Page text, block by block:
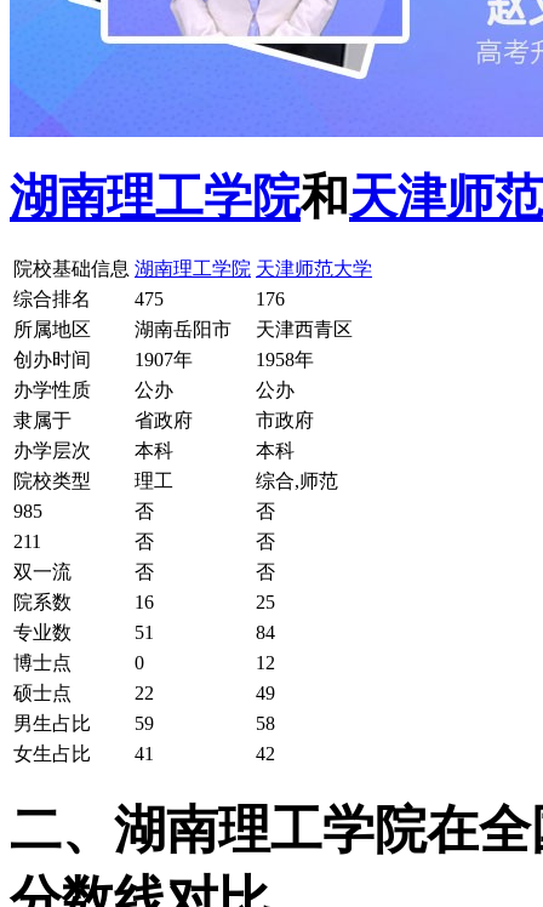
湖南理工学院和 天津师
院校基础信息 湖南理工学院 天津师范大学
综合排名
475
176
所属地区
湖南岳阳市
天津西青区
创办时间
1907年
1958年
办学性质
公办
公办
隶属于
省政府
市政府
办学层次
本科
本科
院校类型
理工
综合,师范
985
否
否
211
否
否
双一流
否
否
院系数
16
25
专业数
51
84
博士点
0
12
硕士点
22
49
男生占比
59
58
女生占比
41 42
二、湖南理工学院在